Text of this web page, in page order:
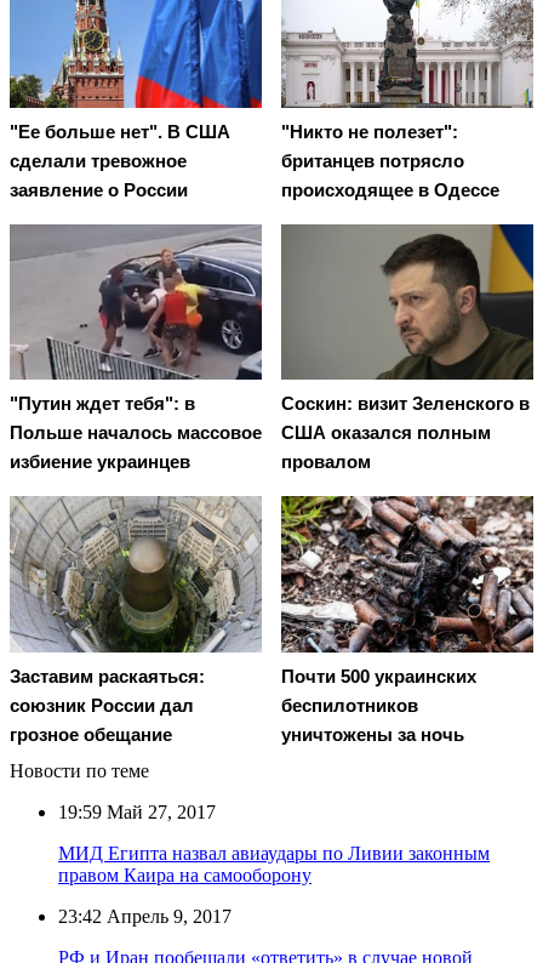
"Ее больше нет". В США
сделали тревожное
заявление о России
"Никто не полезет":
британцев потрясло
происходящее в Одессе
"Путин ждет тебя": в
Польше началось массовое
избиение украинцев
Соскин: визит Зеленского в
США оказался полным
провалом
Заставим раскаяться:
союзник России дал
грозное обещание
Почти 500 украинских
беспилотников
уничтожены за ночь
Новости по теме
19:59 Май 27, 2017
МИД Египта назвал авиаудары по Ливии законным
правом Каира на самооборону
23:42 Апрель 9, 2017
РФ и Иран пообещали «ответить» в случае новой